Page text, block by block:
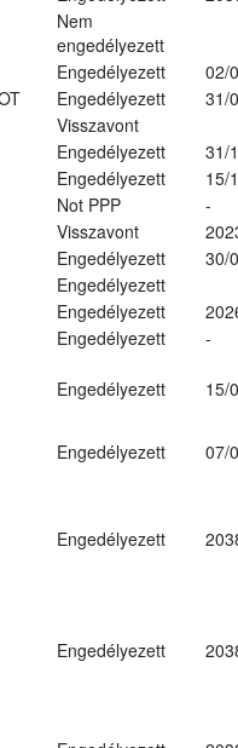
Nem
engedélyezett
Engedélyezett
02/
Engedélyezett
31/
Visszavont
Engedélyezett
31/
Engedélyezett
15/
Not PPP
-
Visszavont
Engedélyezett
30/
Engedélyezett
Engedélyezett
Engedélyezett
-
Engedélyezett 15/
Engedélyezett
07/
Engedélyezett
Engedélyezett